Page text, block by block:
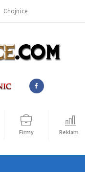
Chojnice
Firmy Reklama